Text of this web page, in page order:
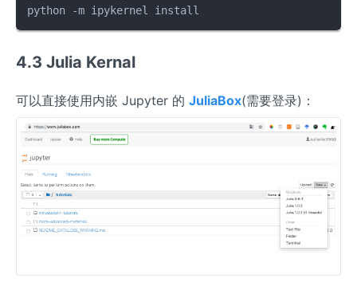
python -m ipykernel install
4.3 Julia Kernal
可以直接使用内嵌 Jupyter 的 JuliaBox(需要登录)：